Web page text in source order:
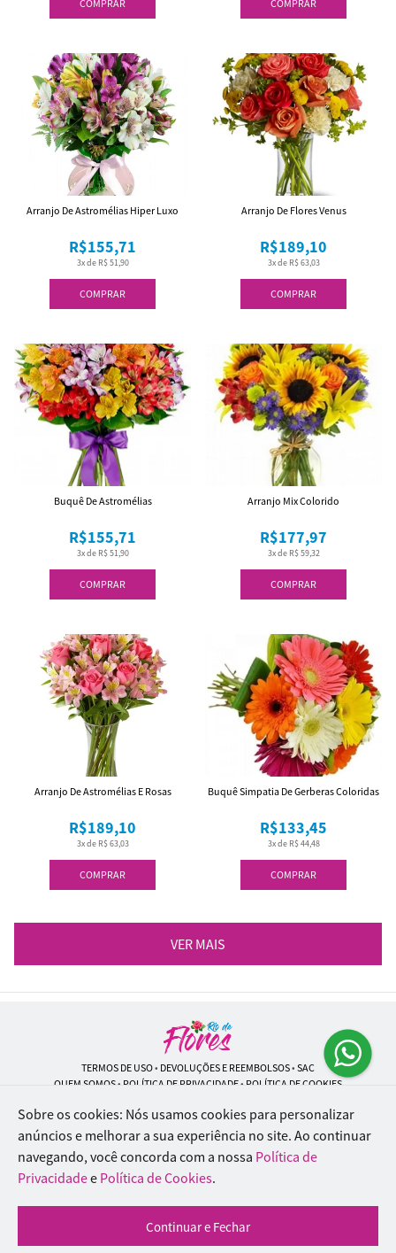
COMPRAR COMPRAR
COMPRAR
3x de R$ 51,90
R$155,71
Arranjo De Astromélias Hiper Luxo
COMPRAR
3x de R$ 63,03
R$189,10
Arranjo De Flores Venus
COMPRAR
3x de R$ 51,90
R$155,71
Buquê De Astromélias
COMPRAR
3x de R$ 59,32
R$177,97
Arranjo Mix Colorido
COMPRAR
3x de R$ 63,03
R$189,10
Arranjo De Astromélias E Rosas
COMPRAR
3x de R$ 44,48
R$133,45
Buquê Simpatia De Gerberas Coloridas
VER MAIS
TERMOS DE USO• DEVOLUÇÕES E REEMBOLSOS• SAC
QUEM SOMOS• POLÍTICA DE PRIVACIDADE• POLÍTICA DE COOKIES
Rio de Flores | CNPJ: 18.184.423/0001-74
Rua Lopes Trovão, 42 - Rio de Janeiro - RJ - 20.920-340
WhatsApp: (21) 96451-9290| Telefone: (21) 9 6715-9790
© 2024-2026 - Todos os direitos reservados - Desenvolvido por
Inteligentes
Sobre os cookies: Nós usamos cookies para personalizar
anúncios e melhorar a sua experiência no site. Ao continuar
navegando, você concorda com a nossa Política de
Privacidadee Política de Cookies.
Continuar e Fechar